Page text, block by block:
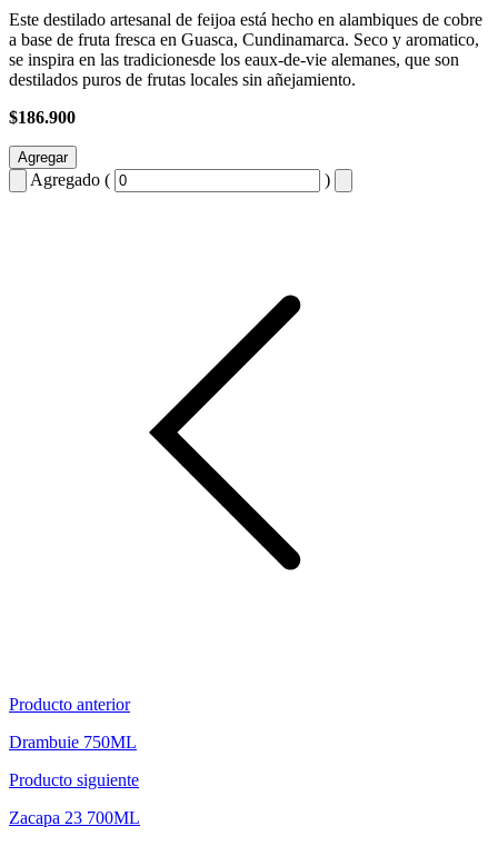
Este destilado artesanal de feijoa está hecho en alambiques de cobre
a base de fruta fresca en Guasca, Cundinamarca. Seco y aromatico,
se inspira en las tradicionesde los eaux-de-vie alemanes, que son
destilados puros de frutas locales sin añejamiento.
$186.900
Agregar
Agregado ( )
Producto anterior
Drambuie 750ML
Producto siguiente
Zacapa 23 700ML